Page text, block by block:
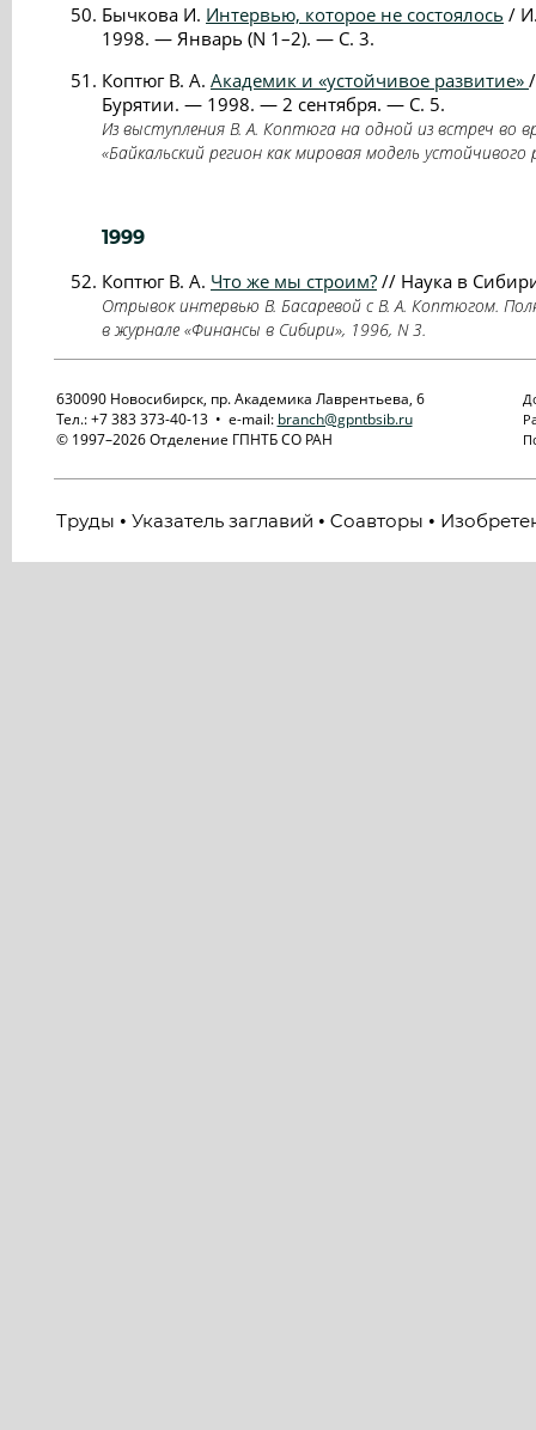
Бычкова И. Интервью, которое не состоялось /
1998. — Январь (N 1–2). — С. 3.
Коптюг В. А. Академик и «устойчивое развитие»
Бурятии. — 1998. — 2 сентября. — С. 5.
Из выступления В. А. Коптюга на одной из встреч во
«Байкальский регион как мировая модель устойчивого
1999
Коптюг В. А. Что же мы строим? // Наука в
Отрывок интервью В. Басаревой с В. А. Коптюгом.
в журнале «Финансы в Сибири», 1996, N 3.
630090 Новосибирск, пр. Академика Лаврентьева, 6
Тел.: +7 383 373-40-13 • e-mail: branch@gpntbsib.ru
© 1997–2026 Отделение ГПНТБ СО РАН
Труды • Указатель заглавий • Cоавторы •